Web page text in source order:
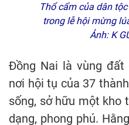
Thổ cẩm của dân
trong lễ hội mừng
Ảnh: K
Đồng Nai là vùng đất
nơi hội tụ của 37
sống, sở hữu một kho
dạng, phong phú.